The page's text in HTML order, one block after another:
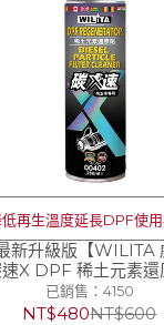
低再生溫度延長DPF使
新升級版【WILITA
稀土元素還原劑
對應75公升柴油車
DPF壽命,節省燃油成
已銷售：4150
NT$480NT$600